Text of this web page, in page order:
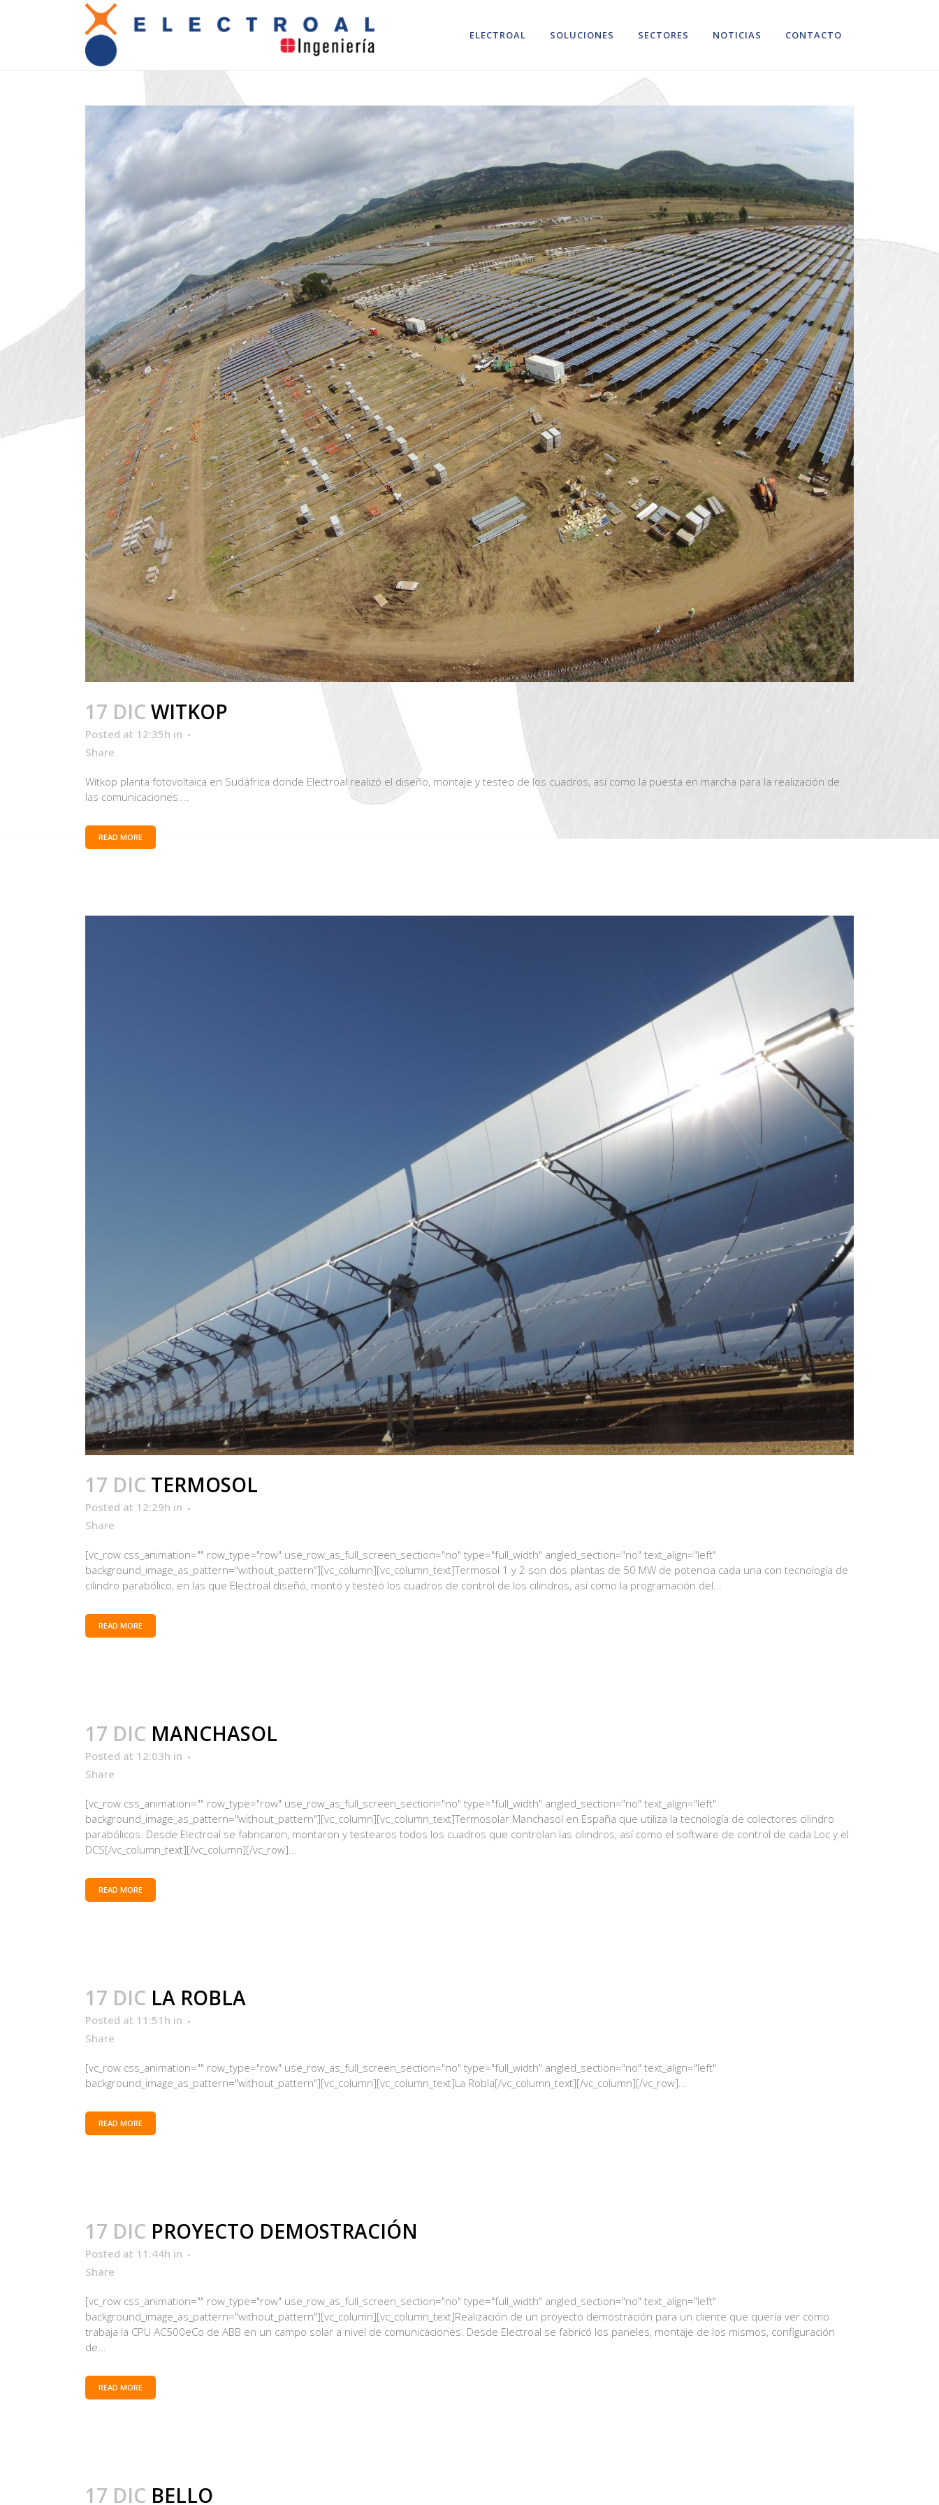
ELECTROAL SOLUCIONES SECTORES NOTICIAS CONTACTO
17 DIC WITKOP
Posted at 12:35h in
Share
Witkop planta fotovoltaica en Sudáfrica donde Electroal realizó el diseño, montaje y testeo de los cuadros, así como la puesta en marcha para la realización de
las comunicaciones....
READ MORE
17 DIC TERMOSOL
Posted at 12:29h in
Share
[vc_row css_animation="" row_type="row" use_row_as_full_screen_section="no" type="full_width" angled_section="no" text_align="left"
background_image_as_pattern="without_pattern"][vc_column][vc_column_text]Termosol 1 y 2 son dos plantas de 50 MW de potencia cada una con tecnología de
cilindro parabólico, en las que Electroal diseñó, montó y testeó los cuadros de control de los cilindros, así como la programación del...
READ MORE
17 DIC MANCHASOL
Posted at 12:03h in
Share
[vc_row css_animation="" row_type="row" use_row_as_full_screen_section="no" type="full_width" angled_section="no" text_align="left"
background_image_as_pattern="without_pattern"][vc_column][vc_column_text]Termosolar Manchasol en España que utiliza la tecnología de colectores cilindro
parabólicos. Desde Electroal se fabricaron, montaron y testearos todos los cuadros que controlan las cilindros, así como el software de control de cada Loc y el
DCS[/vc_column_text][/vc_column][/vc_row]...
READ MORE
17 DIC LA ROBLA
Posted at 11:51h in
Share
[vc_row css_animation="" row_type="row" use_row_as_full_screen_section="no" type="full_width" angled_section="no" text_align="left"
background_image_as_pattern="without_pattern"][vc_column][vc_column_text]La Robla[/vc_column_text][/vc_column][/vc_row]...
READ MORE
17 DIC PROYECTO DEMOSTRACIÓN
Posted at 11:44h in
Share
[vc_row css_animation="" row_type="row" use_row_as_full_screen_section="no" type="full_width" angled_section="no" text_align="left"
background_image_as_pattern="without_pattern"][vc_column][vc_column_text]Realización de un proyecto demostración para un cliente que quería ver como
trabaja la CPU AC500eCo de ABB en un campo solar a nivel de comunicaciones. Desde Electroal se fabricó los paneles, montaje de los mismos, configuración
de...
READ MORE
17 DIC BELLO